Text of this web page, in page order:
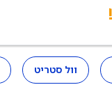
וול סטריט